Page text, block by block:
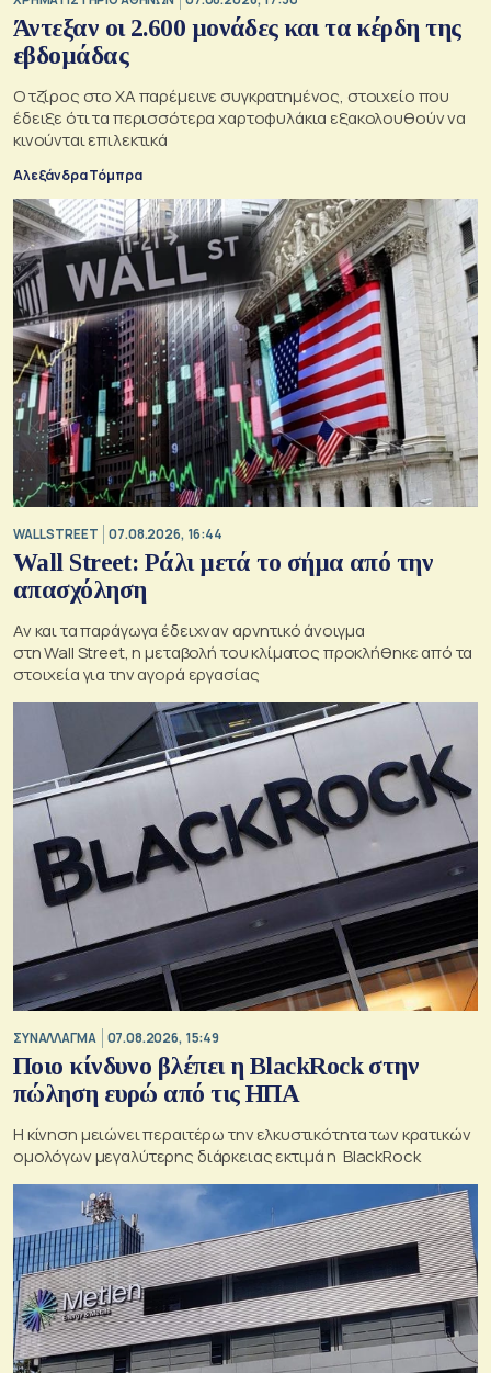
Άντεξαν οι 2.600 μονάδες και τα κέρδη της
εβδομάδας
Ο τζίρος στο ΧΑ παρέμεινε συγκρατημένος, στοιχείο που
έδειξε ότι τα περισσότερα χαρτοφυλάκια εξακολουθούν να
κινούνται επιλεκτικά
Αλεξάνδρα Τόμπρα
WALL STREET 07.08.2026, 16:44
Wall Street: Ράλι μετά το σήμα από την
απασχόληση
Αν και τα παράγωγα έδειχναν αρνητικό άνοιγμα
στη Wall Street, η μεταβολή του κλίματος προκλήθηκε από τα
στοιχεία για την αγορά εργασίας
ΣΥΝΑΛΛΑΓΜΑ 07.08.2026, 15:49
Ποιο κίνδυνο βλέπει η BlackRock στην
πώληση ευρώ από τις ΗΠΑ
Η κίνηση μειώνει περαιτέρω την ελκυστικότητα των κρατικών
ομολόγων μεγαλύτερης διάρκειας εκτιμά η BlackRock